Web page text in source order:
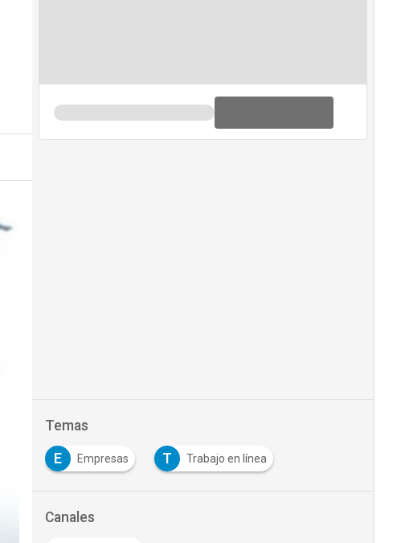
Temas
E Empresas T Trabajo en línea
Canales